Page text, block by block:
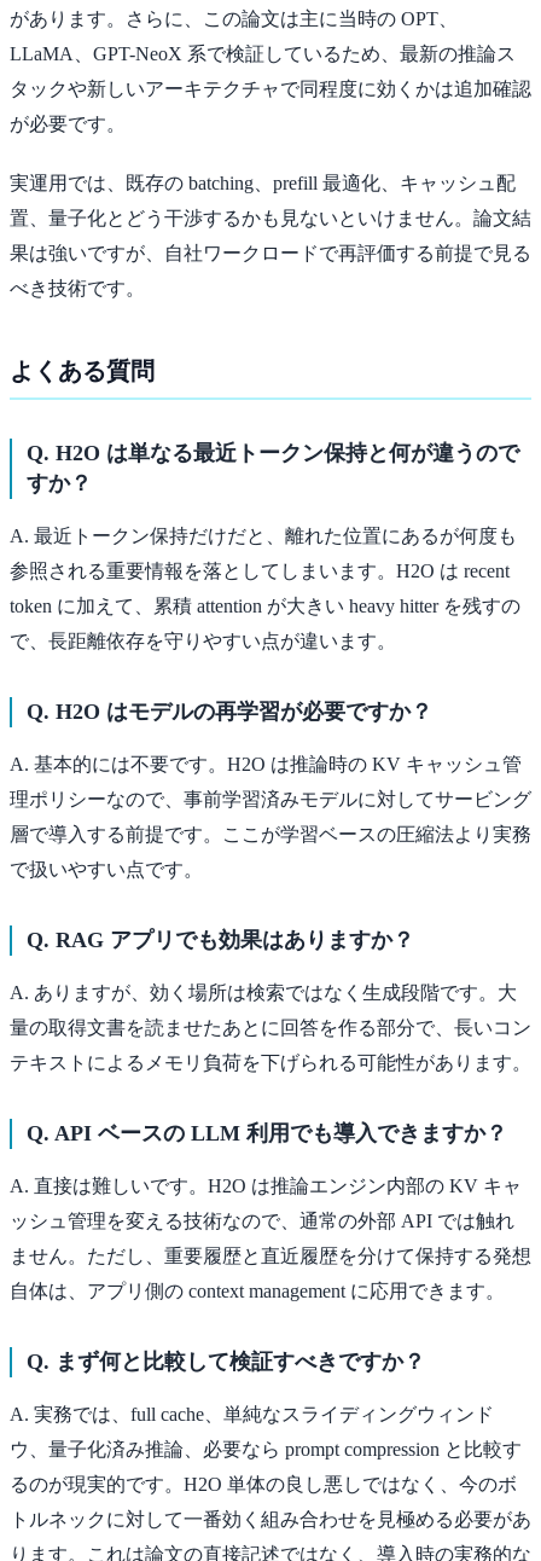
があります。さらに、この論文は主に当時の OPT、
LLaMA、GPT-NeoX 系で検証しているため、最新の推論ス
タックや新しいアーキテクチャで同程度に効くかは追加確認
が必要です。
実運用では、既存の batching、prefill 最適化、キャッシュ配
置、量子化とどう干渉するかも見ないといけません。論文結
果は強いですが、自社ワークロードで再評価する前提で見る
べき技術です。
よくある質問
Q. H2O は単なる最近トークン保持と何が違うので
すか？
A. 最近トークン保持だけだと、離れた位置にあるが何度も
参照される重要情報を落としてしまいます。H2O は recent
token に加えて、累積 attention が大きい heavy hitter を残すの
で、長距離依存を守りやすい点が違います。
Q. H2O はモデルの再学習が必要ですか？
A. 基本的には不要です。H2O は推論時の KV キャッシュ管
理ポリシーなので、事前学習済みモデルに対してサービング
層で導入する前提です。ここが学習ベースの圧縮法より実務
で扱いやすい点です。
Q. RAG アプリでも効果はありますか？
A. ありますが、効く場所は検索ではなく生成段階です。大
量の取得文書を読ませたあとに回答を作る部分で、長いコン
テキストによるメモリ負荷を下げられる可能性があります。
Q. API ベースの LLM 利用でも導入できますか？
A. 直接は難しいです。H2O は推論エンジン内部の KV キャ
ッシュ管理を変える技術なので、通常の外部 API では触れ
ません。ただし、重要履歴と直近履歴を分けて保持する発想
自体は、アプリ側の context management に応用できます。
Q. まず何と比較して検証すべきですか？
A. 実務では、full cache、単純なスライディングウィンド
ウ、量子化済み推論、必要なら prompt compression と比較す
るのが現実的です。H2O 単体の良し悪しではなく、今のボ
トルネックに対して一番効く組み合わせを見極める必要があ
ります。これは論文の直接記述ではなく、導入時の実務的な